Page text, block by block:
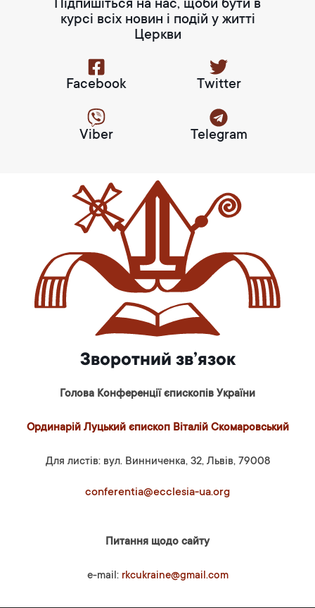
Підпишіться на нас, щоби бути в
курсі всіх новин і подій у житті
Церкви
Facebook Twitter
Viber Telegram
Зворотний зв’язок
Голова Конференції єпископів України
Ординарій Луцький єпископ Віталій Скомаровський
Для листів: вул. Винниченка, 32, Львів, 79008
conferentia@ecclesia-ua.org
Питання щодо сайту
e-mail: rkcukraine@gmail.com